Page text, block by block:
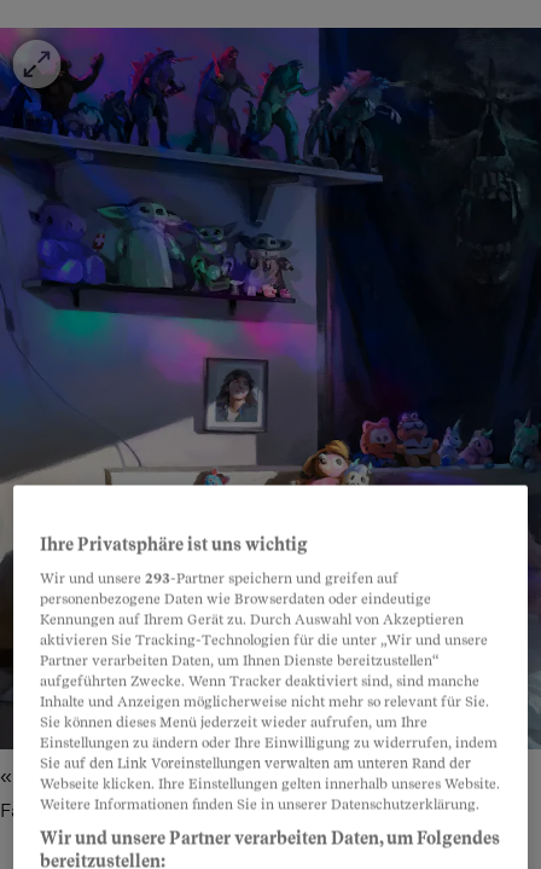
«Ich hasse die Erwachsenen»: Sascha Weder sammelt
Fantasiefiguren und Plüschtiere. Bild: Illustration bunterhund
Ihre Privatsphäre ist uns wichtig
Wir und unsere293-Partner speichern und greifen auf
personenbezogene Daten wie Browserdaten oder eindeutige
Kennungen auf Ihrem Gerät zu. Durch Auswahl von Akzeptieren
aktivieren Sie Tracking-Technologien für die unter „Wir und unsere
Partner verarbeiten Daten, um Ihnen Dienste bereitzustellen“
aufgeführten Zwecke. Wenn Tracker deaktiviert sind, sind manche
Inhalte und Anzeigen möglicherweise nicht mehr so relevant für Sie.
Sie können dieses Menü jederzeit wieder aufrufen, um Ihre
Einstellungen zu ändern oder Ihre Einwilligung zu widerrufen, indem
Sie auf den Link Voreinstellungen verwalten am unteren Rand der
Webseite klicken. Ihre Einstellungen gelten innerhalb unseres Website.
Weitere Informationen finden Sie in unserer Datenschutzerklärung.
Wir und unsere Partner verarbeiten Daten, um Folgendes
bereitzustellen: